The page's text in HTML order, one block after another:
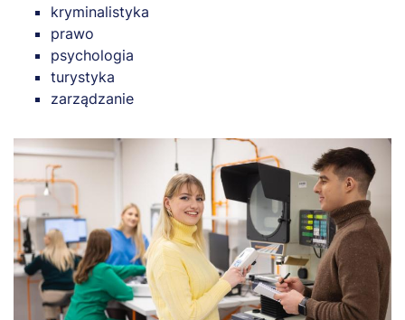
kryminalistyka
prawo
psychologia
turystyka
zarządzanie